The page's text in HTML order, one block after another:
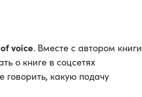
voice. Вместе с автором книги
о книге в соцсетях
говорить, какую подачу